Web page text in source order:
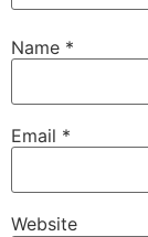
Name *
Email *
Website